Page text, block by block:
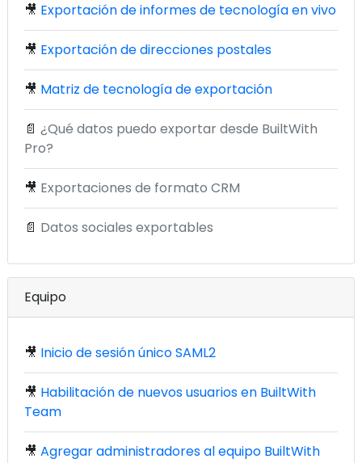
🎥 Exportación de informes de tecnología en vivo
🎥 Exportación de direcciones postales
🎥 Matriz de tecnología de exportación
📄 ¿Qué datos puedo exportar desde BuiltWith
Pro?
🎥 Exportaciones de formato CRM
📄 Datos sociales exportables
Equipo
🎥 Inicio de sesión único SAML2
🎥 Habilitación de nuevos usuarios en BuiltWith
Team
🎥 Agregar administradores al equipo BuiltWith